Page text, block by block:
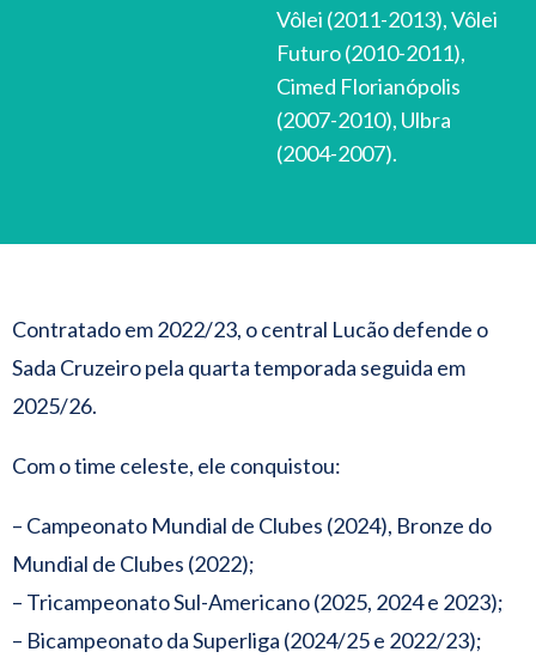
Vôlei (2011-2013), Vôlei
Futuro (2010-2011),
Cimed Florianópolis
(2007-2010), Ulbra
(2004-2007).
Contratado em 2022/23, o central Lucão defende o
Sada Cruzeiro pela quarta temporada seguida em
2025/26.
Com o time celeste, ele conquistou:
– Campeonato Mundial de Clubes (2024), Bronze do
Mundial de Clubes (2022);
– Tricampeonato Sul-Americano (2025, 2024 e 2023);
– Bicampeonato da Superliga (2024/25 e 2022/23);